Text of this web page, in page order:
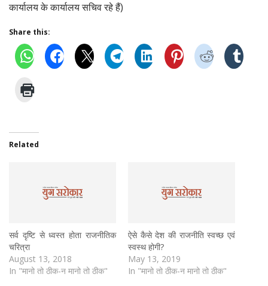
कार्यालय के कार्यालय सचिव रहे हैं)
Share this:
Related
सर्व दृष्टि से ध्वस्त होता राजनीतिक
चरित्रा
August 13, 2018
In "मानो तो ठीक-न मानो तो ठीक"
ऐसे कैसे देश की राजनीति स्वच्छ एवं
स्वस्थ होगी?
May 13, 2019
In "मानो तो ठीक-न मानो तो ठीक"